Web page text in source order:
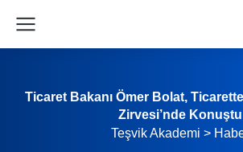
Ticaret Bakanı Ömer Bolat,
Zirvesi’nde Konuştu
Teşvik Akademi >